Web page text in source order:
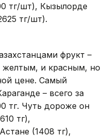
тг/шт), Кызылорде
тг/шт).
фрукт –
желтым, и красным, но
цене. Самый
– всего за
тг. Чуть дороже он
тг),
(1408 тг),